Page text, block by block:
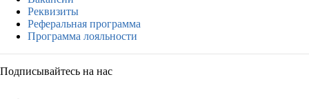
Реквизиты
Реферальная программа
Программа лояльности
Подписывайтесь на нас